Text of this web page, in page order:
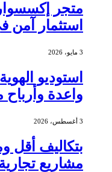
متجر
استثمار
3 مايو، 2026
استوديو
واعدة
3 أغسطس، 2026
مشاريع